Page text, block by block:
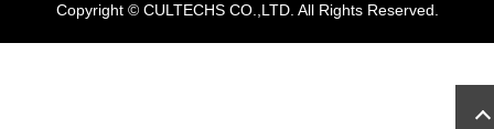
Copyright © CULTECHS CO.,LTD. All Rights Reserved.